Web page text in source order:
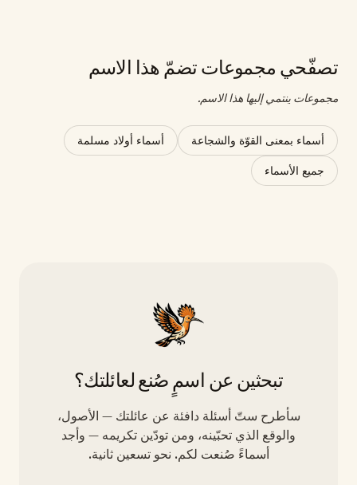
تصفّحي مجموعات تضمّ هذا الاسم
مجموعات ينتمي إليها هذا الاسم.
أسماء بمعنى القوّة والشجاعة أسماء أولاد مسلمة
جميع الأسماء
تبحثين عن اسمٍ صُنع لعائلتك؟
سأطرح ستّ أسئلة دافئة عن عائلتك — الأصول،
والوقع الذي تحبّينه، ومن تودّين تكريمه — وأجد
أسماءً صُنعت لكم. نحو تسعين ثانية.